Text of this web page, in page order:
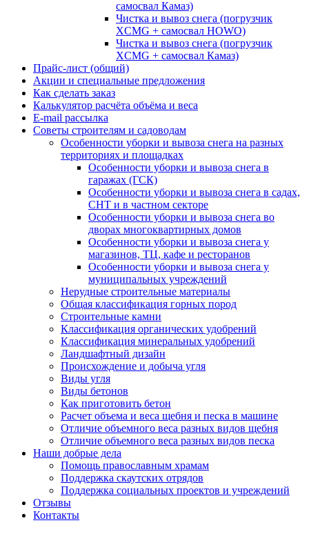
самосвал Камаз)
Чистка и вывоз снега (погрузчик
XCMG + самосвал HOWO)
Чистка и вывоз снега (погрузчик
XCMG + самосвал Камаз)
Прайс-лист (общий)
Акции и специальные предложения
Как сделать заказ
Калькулятор расчёта объёма и веса
E-mail рассылка
Советы строителям и садоводам
Особенности уборки и вывоза снега на разных
территориях и площадках
Особенности уборки и вывоза снега в
гаражах (ГСК)
Особенности уборки и вывоза снега в садах,
СНТ и в частном секторе
Особенности уборки и вывоза снега во
дворах многоквартирных домов
Особенности уборки и вывоза снега у
магазинов, ТЦ, кафе и ресторанов
Особенности уборки и вывоза снега у
муниципальных учреждений
Нерудные строительные материалы
Общая классификация горных пород
Строительные камни
Классификация органических удобрений
Классификация минеральных удобрений
Ландшафтный дизайн
Происхождение и добыча угля
Виды угля
Виды бетонов
Как приготовить бетон
Расчет объема и веса щебня и песка в машине
Отличие объемного веса разных видов щебня
Отличие объемного веса разных видов песка
Наши добрые дела
Помощь православным храмам
Поддержка скаутских отрядов
Поддержка социальных проектов и учреждений
Отзывы
Контакты